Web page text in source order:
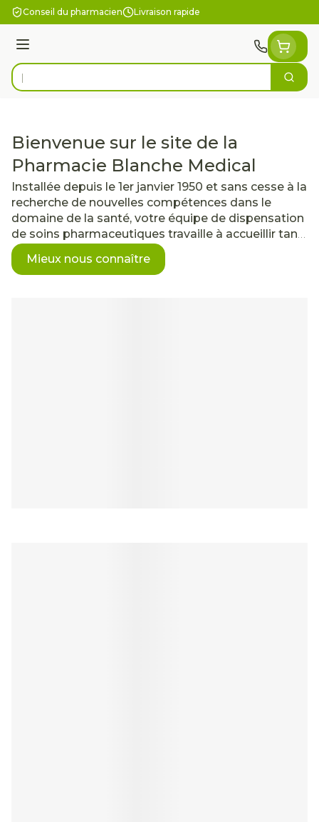
Aller au contenu
Conseil du pharmacien Livraison rapide
Menu
Rechercher
Bienvenue sur le site de la
Pharmacie Blanche Medical
Installée depuis le 1er janvier 1950 et sans cesse à la
recherche de nouvelles compétences dans le
domaine de la santé, votre équipe de dispensation
de soins pharmaceutiques travaille à accueillir tant
le patient que le professionnel avec le souci
d'informer et de servir.
Mieux nous connaître